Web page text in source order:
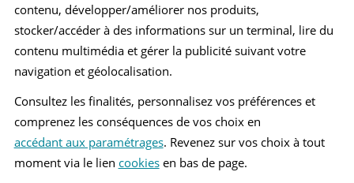
Recherche d'un véhicule
Comparer deux véhicules
Recherche
contenu, développer/améliorer nos produits,
stocker/accéder à des informations sur un terminal, lire du
contenu multimédia et gérer la publicité suivant votre
navigation et géolocalisation.
Consultez les finalités, personnalisez vos préférences et
comprenez les conséquences de vos choix en
accédant aux paramétrages. Revenez sur vos choix à tout
moment via le lien cookiesen bas de page.